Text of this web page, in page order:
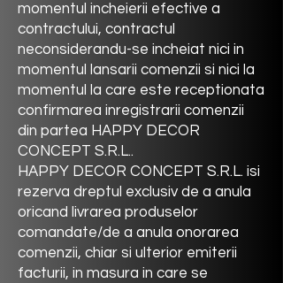
momentul incheierii efective a
contractului, contractul
neconsiderandu-se incheiat nici in
momentul lansarii comenzii si nici la
momentul la care este receptionata
confirmarea inregistrarii comenzii
din partea HAPPY DECOR
CONCEPT S.R.L..
HAPPY DECOR CONCEPT S.R.L. isi
rezerva dreptul exclusiv de a anula
oricand livrarea produselor
comandate/de a anula onorarea
comenzii, chiar si ulterior emiterii
facturii, in masura in care se